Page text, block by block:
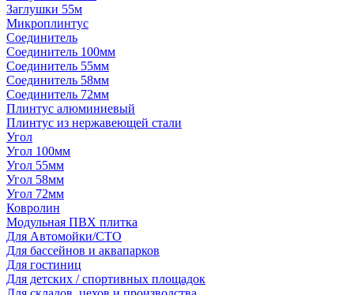
Заглушки 55м
Микроплинтус
Соединитель
Соединитель 100мм
Соединитель 55мм
Соединитель 58мм
Соединитель 72мм
Плинтус алюминиевый
Плинтус из нержавеющей стали
Угол
Угол 100мм
Угол 55мм
Угол 58мм
Угол 72мм
Ковролин
Модульная ПВХ плитка
Для Автомойки/СТО
Для бассейнов и аквапарков
Для гостиниц
Для детских / спортивных площадок